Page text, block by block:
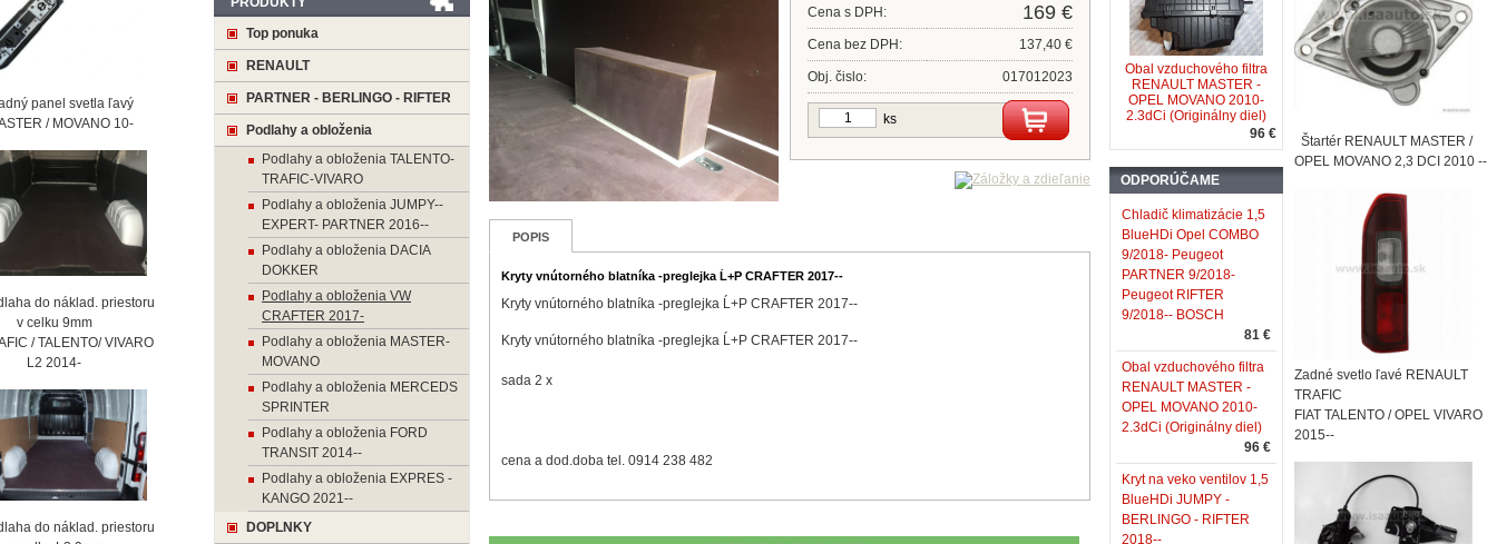
Cena s DPH: 169 €
Cena bez DPH: 137,40 €
Obj. čislo: 017012023
ks
POPIS
Kryty vnútorného blatníka -preglejka Ĺ+P CRAFTER 2017--
Kryty vnútorného blatníka -preglejka Ĺ+P CRAFTER 2017--
Kryty vnútorného blatníka -preglejka Ĺ+P CRAFTER 2017--
sada 2 x
cena a dod.doba tel. 0914 238 482
Obal vzduchového filtra
RENAULT MASTER -
OPEL MOVANO 2010-
2.3dCi (Originálny diel)
96 €
ODPORÚČAME
Chladič klimatizácie 1,5
BlueHDi Opel COMBO
9/2018- Peugeot
PARTNER 9/2018-
Peugeot RIFTER
9/2018-- BOSCH
81 €
Obal vzduchového filtra
RENAULT MASTER -
OPEL MOVANO 2010-
2.3dCi (Originálny diel)
96 €
Kryt na veko ventilov 1,5
BlueHDi JUMPY -
BERLINGO - RIFTER
2018--
Top ponuka
RENAULT
PARTNER - BERLINGO - RIFTER
Podlahy a obloženia
Podlahy a obloženia TALENTO-
TRAFIC-VIVARO
Podlahy a obloženia JUMPY--
EXPERT- PARTNER 2016--
Podlahy a obloženia DACIA
DOKKER
Podlahy a obloženia VW
CRAFTER 2017-
Podlahy a obloženia MASTER-
MOVANO
Podlahy a obloženia MERCEDS
SPRINTER
Podlahy a obloženia FORD
TRANSIT 2014--
Podlahy a obloženia EXPRES -
KANGO 2021--
DOPLNKY
panel svetla ľavý
/ MOVANO 10-
do náklad. priestoru
9mm
/ TALENTO/ VIVARO
2014-
do náklad. priestoru
Štartér RENAULT MASTER /
OPEL MOVANO 2,3 DCI 2010 --
Zadné svetlo ľavé RENAULT
TRAFIC
FIAT TALENTO / OPEL VIVARO
2015--